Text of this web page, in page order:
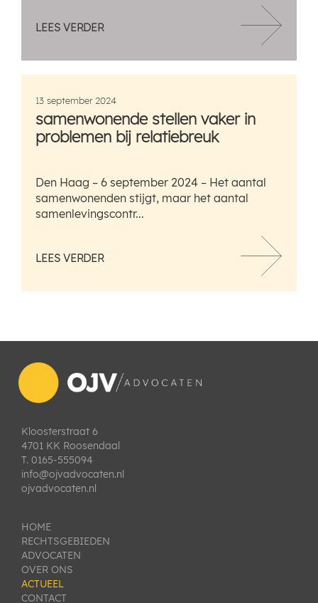
LEES VERDER
13 september 2024
samenwonende stellen vaker in
problemen bij relatiebreuk
Den Haag – 6 september 2024 – Het aantal
samenwonenden stijgt, maar het aantal
samenlevingscontr...
LEES VERDER
Kloosterstraat 6
4701 KK Roosendaal
T. 0165-555094
info@ojvadvocaten.nl
ojvadvocaten.nl
HOME
RECHTSGEBIEDEN
ADVOCATEN
OVER ONS
ACTUEEL
CONTACT